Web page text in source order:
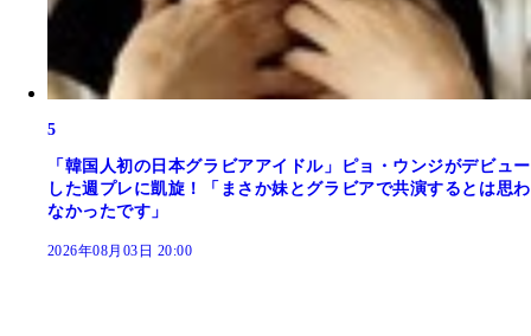
5
「韓国人初の日本グラビアアイドル」ピョ・ウンジがデビュー
した週プレに凱旋！「まさか妹とグラビアで共演するとは思わ
なかったです」
2026年08月03日 20:00